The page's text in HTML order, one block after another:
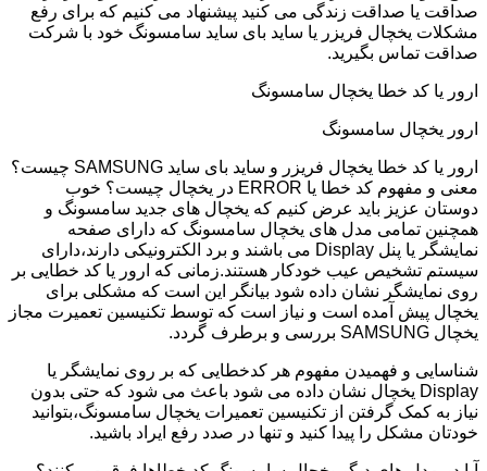
صداقت یا صداقت زندگی می کنید پیشنهاد می کنیم که برای رفع
مشکلات یخچال فریزر یا ساید بای ساید سامسونگ خود با شرکت
صداقت تماس بگیرید.
ارور یا کد خطا یخچال سامسونگ
ارور یخچال سامسونگ
ارور یا کد خطا یخچال فریزر و ساید بای ساید SAMSUNG چیست؟
معنی و مفهوم کد خطا یا ERROR در یخچال چیست؟ خوب
دوستان عزیز باید عرض کنیم که یخچال های جدید سامسونگ و
همچنین تمامی مدل های یخچال سامسونگ که دارای صفحه
نمایشگر یا پنل Display می باشند و برد الکترونیکی دارند،دارای
سیستم تشخیص عیب خودکار هستند.زمانی که ارور یا کد خطایی بر
روی نمایشگر نشان داده شود بیانگر این است که مشکلی برای
یخچال پیش آمده است و نیاز است که توسط تکنیسین تعمیرت مجاز
یخچال SAMSUNG بررسی و برطرف گردد.
شناسایی و فهمیدن مفهوم هر کدخطایی که بر روی نمایشگر یا
Display یخچال نشان داده می شود باعث می شود که حتی بدون
نیاز به کمک گرفتن از تکنیسین تعمیرات یخچال سامسونگ،بتوانید
خودتان مشکل را پیدا کنید و تنها در صدد رفع ایراد باشید.